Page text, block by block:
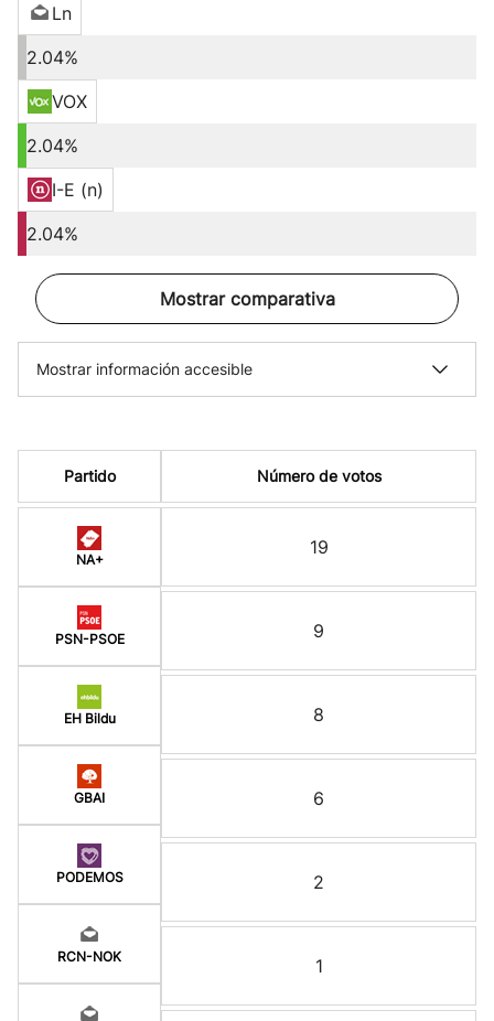
Ln
2.04%
VOX
2.04%
I-E (n)
2.04%
Mostrar comparativa
Mostrar información accesible
Partido
NA+
PSN-PSOE
EH Bildu
GBAI
PODEMOS
RCN-NOK
Número de votos
19
9
8
6
2
1